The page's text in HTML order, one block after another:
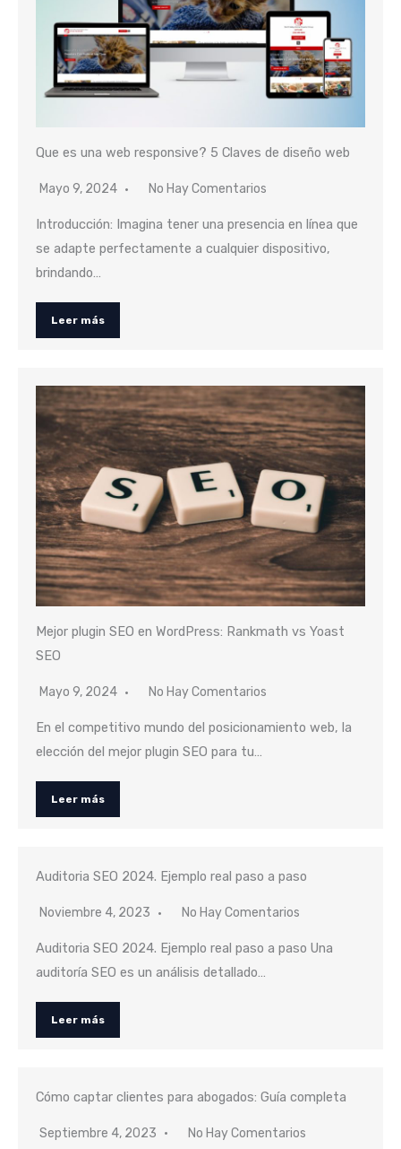
Que es una web responsive? 5 Claves de diseño web
Mayo 9, 2024 No Hay Comentarios
Introducción: Imagina tener una presencia en línea que
se adapte perfectamente a cualquier dispositivo,
brindando…
Leer más
Mejor plugin SEO en WordPress: Rankmath vs Yoast
SEO
Mayo 9, 2024 No Hay Comentarios
En el competitivo mundo del posicionamiento web, la
elección del mejor plugin SEO para tu…
Leer más
Auditoria SEO 2024. Ejemplo real paso a paso
Noviembre 4, 2023 No Hay Comentarios
Auditoria SEO 2024. Ejemplo real paso a paso Una
auditoría SEO es un análisis detallado…
Leer más
Cómo captar clientes para abogados: Guía completa
Septiembre 4, 2023 No Hay Comentarios